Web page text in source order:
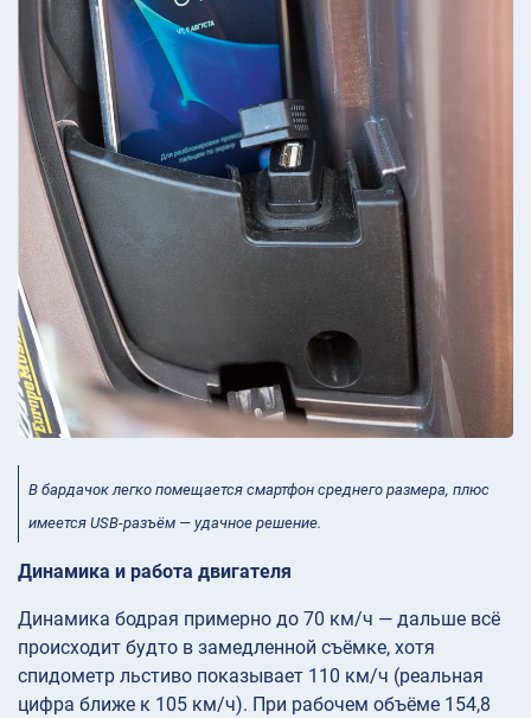
В бардачок легко помещается смартфон среднего размера, плюс
имеется USB-разъём — удачное решение.
Динамика и работа двигателя
Динамика бодрая примерно до 70 км/ч — дальше всё
происходит будто в замедленной съёмке, хотя
спидометр льстиво показывает 110 км/ч (реальная
цифра ближе к 105 км/ч). При рабочем объёме 154,8